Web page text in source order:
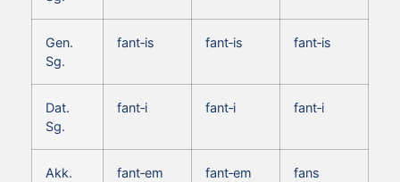
Gen.
Sg.
fant‑is fant‑is fant‑is
Dat.
Sg.
fant‑i fant‑i fant‑i
Akk.
fant‑em fant‑em fans